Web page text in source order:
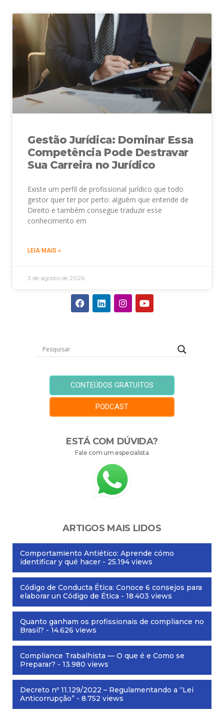
Gestão Jurídica: Dominar Essa
Competência Pode Destravar
Sua Carreira no Jurídico
Existe um perfil de profissional jurídico que todo
gestor quer ter por perto: alguém que entende de
Direito e também consegue traduzir esse
conhecimento em
LEIA MAIS »
3 de agosto de 2026
CONTEÚDOS GRATUITOS
PODCAST
ESTÁ COM DÚVIDA?
Fale com um especialista
ARTIGOS MAIS LIDOS
Comportamiento Antiético: Aprende cómo
identificar y qué hacer - 25.194 views
Código de Conducta Ética: Conoce 6 consejos para
elaborar un Código de Ética - 18.403 views
Quanto ganham os profissionais de compliance no
Brasil? - 14.626 views
Compliance Trabalhista — O que é e Como se
Preparar? - 13.980 views
Decreto nº 11.129/2022 – Regulamentando a “Lei
Anticorrupção” - 8.752 views